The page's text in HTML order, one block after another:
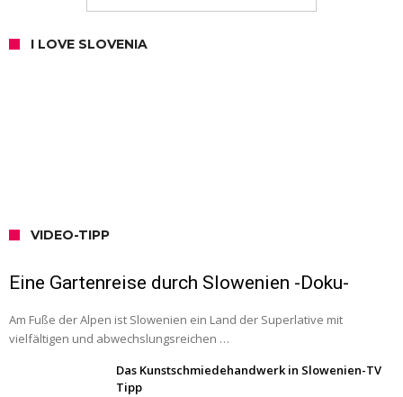
I LOVE SLOVENIA
VIDEO-TIPP
Eine Gartenreise durch Slowenien -Doku-
Am Fuße der Alpen ist Slowenien ein Land der Superlative mit
vielfältigen und abwechslungsreichen …
Das Kunstschmiedehandwerk in Slowenien-TV
Tipp